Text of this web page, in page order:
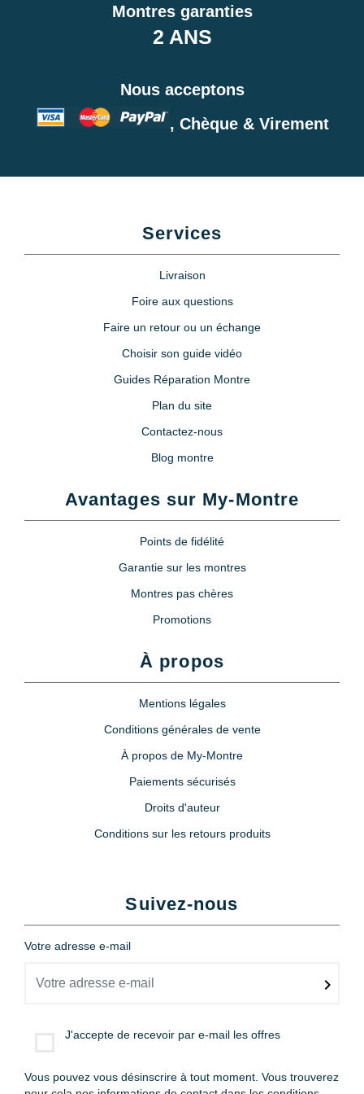
Monocle loupe horloger à pince
15,90 €
Loupe montre puissance
de Montre étanche
8,90 €
Poire soufflante anti poussière +
5,90 €
Poire soufflante pour appareil
9,90 €
Loupe horloger serre tête
6,90 €
Montres garanties
2 ANS
Nous acceptons
, Chèque & Virement
Services
Livraison
Foire aux questions
Faire un retour ou un échange
Choisir son guide vidéo
Guides Réparation Montre
Plan du site
Contactez-nous
Blog montre
Avantages sur My-Montre
Points de fidélité
Garantie sur les montres
Montres pas chères
Promotions
À propos
Mentions légales
Conditions générales de vente
À propos de My-Montre
Paiements sécurisés
Droits d'auteur
Conditions sur les retours produits
Suivez-nous
Votre adresse e-mail
J'accepte de recevoir par e-mail les offres
Vous pouvez vous désinscrire à tout moment. Vous trouverez